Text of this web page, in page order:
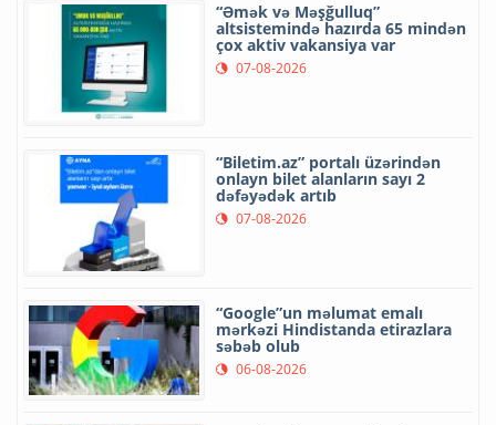
“Əmək və Məşğulluq”
altsistemində hazırda 65 mindən
çox aktiv vakansiya var
07-08-2026
“Biletim.az” portalı üzərindən
onlayn bilet alanların sayı 2
dəfəyədək artıb
07-08-2026
“Google”un məlumat emalı
mərkəzi Hindistanda etirazlara
səbəb olub
06-08-2026